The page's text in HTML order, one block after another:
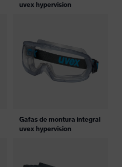
uvex hypervision
Gafas de montura integral
uvex hypervision